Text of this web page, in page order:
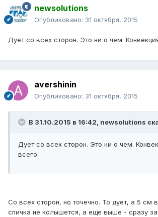
newsolutions
Опубликовано: 31 октября, 2015
Дует со всех сторон. Это ни о чем.
avershinin
Опубликовано: 31 октября, 2015
В 31.10.2015 в 16:42, newsolutions
Дует со всех сторон. Это ни о чем.
всего.
Со всех сторон, но точечно. То дует, а 5 см
спичка не колышется, а еще выше - сразу